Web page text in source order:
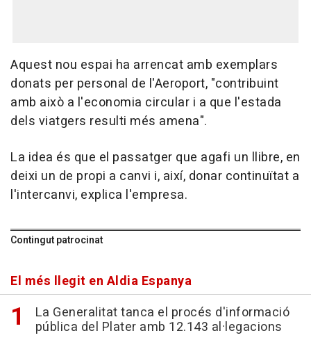
Aquest nou espai ha arrencat amb exemplars
donats per personal de l'Aeroport, "contribuint
amb això a l'economia circular i a que l'estada
dels viatgers resulti més amena".
La idea és que el passatger que agafi un llibre, en
deixi un de propi a canvi i, així, donar continuïtat a
l'intercanvi, explica l'empresa.
Contingut patrocinat
El més llegit en Aldia Espanya
La Generalitat tanca el procés d'informació
pública del Plater amb 12.143 al·legacions